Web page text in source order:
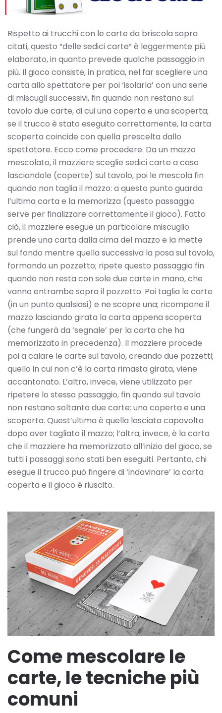
Rispetto ai trucchi con le carte da briscola sopra
citati, questo “delle sedici carte” è leggermente più
elaborato, in quanto prevede qualche passaggio in
più. Il gioco consiste, in pratica, nel far scegliere una
carta allo spettatore per poi ‘isolarla’ con una serie
di miscugli successivi, fin quando non restano sul
tavolo due carte, di cui una coperta e una scoperta;
se il trucco è stato eseguito correttamente, la carta
scoperta coincide con quella prescelta dallo
spettatore. Ecco come procedere. Da un mazzo
mescolato, il mazziere sceglie sedici carte a caso
lasciandole (coperte) sul tavolo, poi le mescola fin
quando non taglia il mazzo: a questo punto guarda
l’ultima carta e la memorizza (questo passaggio
serve per finalizzare correttamente il gioco). Fatto
ciò, il mazziere esegue un particolare miscuglio:
prende una carta dalla cima del mazzo e la mette
sul fondo mentre quella successiva la posa sul tavolo,
formando un pozzetto; ripete questo passaggio fin
quando non resta con sole due carte in mano, che
vanno entrambe sopra il pozzetto. Poi taglia le carte
(in un punto qualsiasi) e ne scopre una; ricompone il
mazzo lasciando girata la carta appena scoperta
(che fungerà da ‘segnale’ per la carta che ha
memorizzato in precedenza). Il mazziere procede
poi a calare le carte sul tavolo, creando due pozzetti;
quello in cui non c’è la carta rimasta girata, viene
accantonato. L’altro, invece, viene utilizzato per
ripetere lo stesso passaggio, fin quando sul tavolo
non restano soltanto due carte: una coperta e una
scoperta. Quest’ultima è quella lasciata capovolta
dopo aver tagliato il mazzo; l’altra, invece, è la carta
che il mazziere ha memorizzato all’inizio del gioco, se
tutti i passaggi sono stati ben eseguiti. Pertanto, chi
esegue il trucco può fingere di ‘indovinare’ la carta
coperta e il gioco è riuscito.
Come mescolare le
carte, le tecniche più
comuni